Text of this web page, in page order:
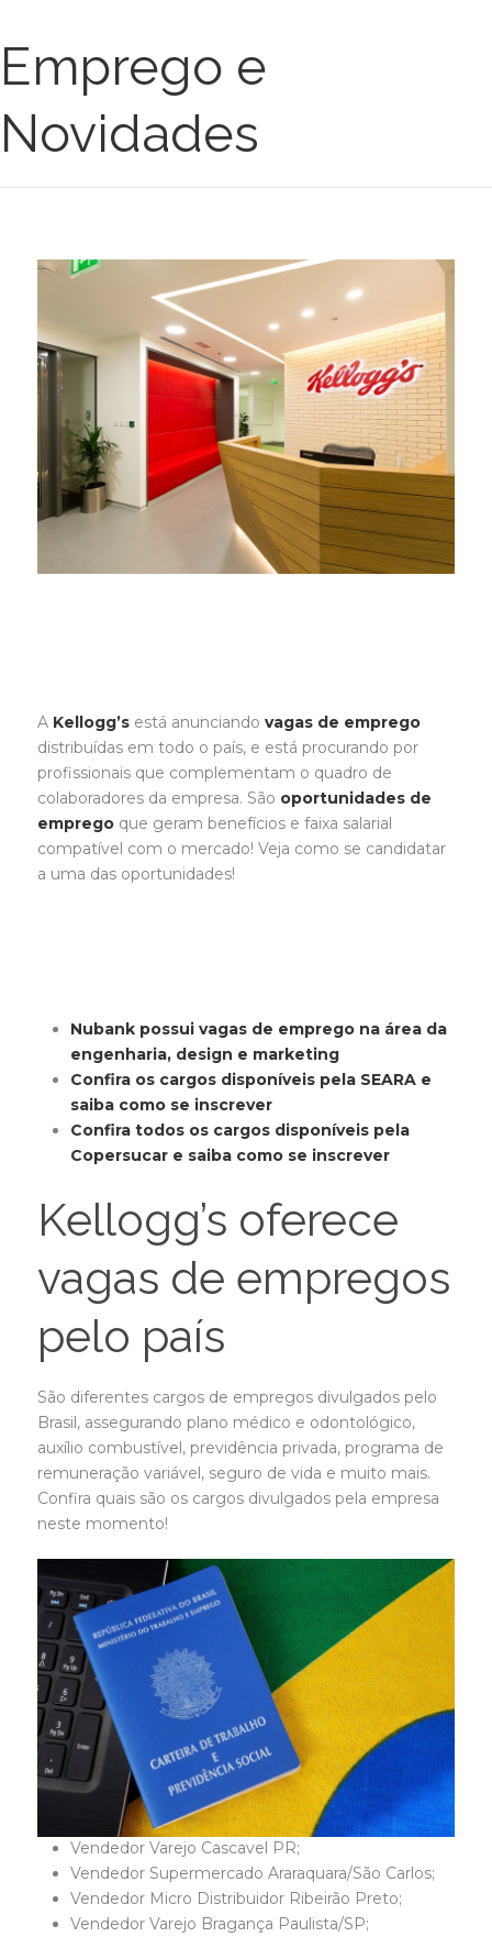
Emprego e
Novidades
A Kellogg’s está anunciando vagas de emprego
distribuídas em todo o país, e está procurando por
profissionais que complementam o quadro de
colaboradores da empresa. São oportunidades de
emprego que geram benefícios e faixa salarial
compatível com o mercado! Veja como se candidatar
a uma das oportunidades!
Nubank possui vagas de emprego na área da
engenharia, design e marketing
Confira os cargos disponíveis pela SEARA e
saiba como se inscrever
Confira todos os cargos disponíveis pela
Copersucar e saiba como se inscrever
Kellogg’s oferece
vagas de empregos
pelo país
São diferentes cargos de empregos divulgados pelo
Brasil, assegurando plano médico e odontológico,
auxílio combustível, previdência privada, programa de
remuneração variável, seguro de vida e muito mais.
Confira quais são os cargos divulgados pela empresa
neste momento!
Vendedor Varejo Cascavel PR;
Vendedor Supermercado Araraquara/São Carlos;
Vendedor Micro Distribuidor Ribeirão Preto;
Vendedor Varejo Bragança Paulista/SP;